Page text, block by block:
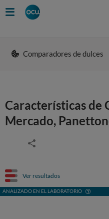
Comparadores de dulces
Características de
Mercado,
Ver resultados
ANALIZADO EN EL LABORATORIO